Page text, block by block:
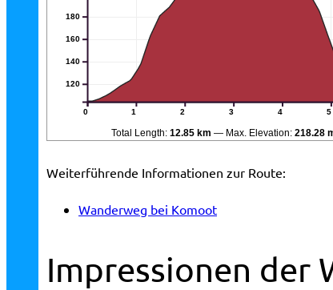
0 1 2 3 4 5
120
140
160
180
Total Length:12.85 km Max. Elevation:218.28
Weiterführende Informationen zur Route:
Wanderweg bei Komoot
Impressionen der